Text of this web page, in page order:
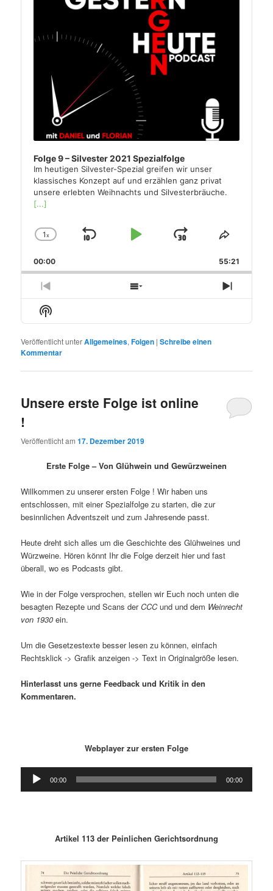
Folge 9 – Silvester 2021 Spezialfolge
Im heutigen Silvester-Spezial greifen wir unser
klassisches Konzept auf und erzählen ganz privat
unsere erlebten Weihnachts und Silvesterbräuche.
[...]
Change
Rate
1x
Skip
Play
Jump
Forward
Share
Episode
00:00 55:21
Previous
Episode
Show
Episodes
Next
Episode
Show
Podcast
Veröffentlicht unterAllgemeines,Folgen |Schreibe einen
Kommentar
Unsere erste Folge ist online
!
Veröffentlicht am17. Dezember 2019
Erste Folge – Von Glühwein und Gewürzweinen
Willkommen zu unserer ersten Folge ! Wir haben uns
entschlossen, mit einer Spezialfolge zu starten, die zur
besinnlichen Adventszeit und zum Jahresende passt.
Heute dreht sich alles um die Geschichte des Glühweines und
Würzweine. Hören könnt Ihr die Folge derzeit hier und fast
überall, wo es Podcasts gibt.
Wie in der Folge versprochen, stellen wir Euch noch unten die
besagten Rezepte und Scans derCCCund und dem Weinrecht
von 1930 ein.
Um die Gesetzestexte besser lesen zu können, einfach
Rechtsklick -> Grafik anzeigen -> Text in Originalgröße lesen.
Hinterlasst uns gerne Feedback und Kritik in den
Kommentaren.
Webplayer zur ersten Folge
Audio-
Player
00:00 00:00
Artikel 113 der Peinlichen Gerichtsordnung